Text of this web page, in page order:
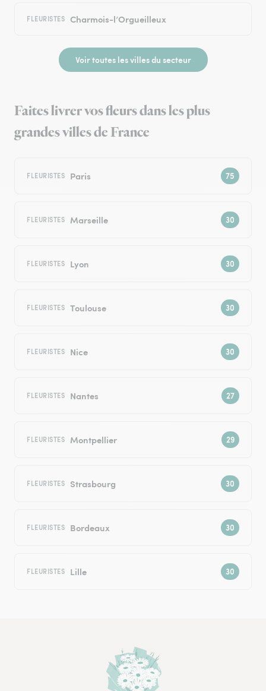
FLEURISTES Charmois-l’Orgueilleux
Voir toutes les villes du secteur
Faites livrer vos fleurs dans les plus
grandes villes de France
FLEURISTES Paris
FLEURISTES Marseille
FLEURISTES Lyon
FLEURISTES Toulouse
FLEURISTES Nice
FLEURISTES Nantes
FLEURISTES Montpellier
FLEURISTES Strasbourg
FLEURISTES Bordeaux
FLEURISTES Lille